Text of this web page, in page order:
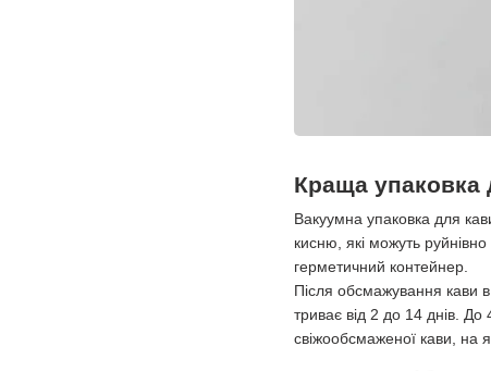
Краща упаковка
Вакуумна упаковка для
кисню, які можуть
герметичний контейнер.
Після обсмажування кави
триває від 2 до 14 днів. До
свіжообсмаженої кави, на